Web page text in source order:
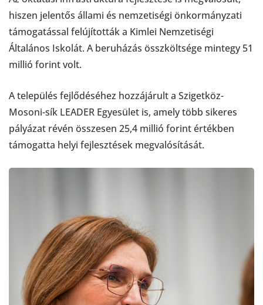
hiszen jelentős állami és nemzetiségi önkormányzati
támogatással felújították a Kimlei Nemzetiségi
Általános Iskolát. A beruházás összköltsége mintegy 51
millió forint volt.
A település fejlődéséhez hozzájárult a Szigetköz-
Mosoni-sík LEADER Egyesület is, amely több sikeres
pályázat révén összesen 25,4 millió forint értékben
támogatta helyi fejlesztések megvalósítását.